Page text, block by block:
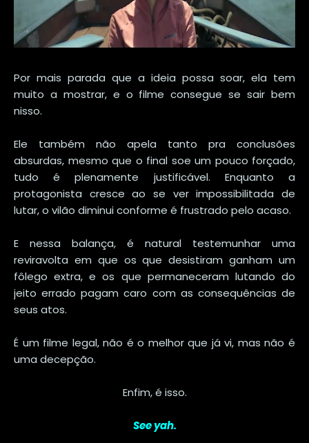
Por mais parada que a ideia possa soar, ela tem
muito a mostrar, e o filme consegue se sair bem
nisso.
Ele também não apela tanto pra conclusões
absurdas, mesmo que o final soe um pouco forçado,
tudo é plenamente justificável. Enquanto a
protagonista cresce ao se ver impossibilitada de
lutar, o vilão diminui conforme é frustrado pelo acaso.
E nessa balança, é natural testemunhar uma
reviravolta em que os que desistiram ganham um
fôlego extra, e os que permaneceram lutando do
jeito errado pagam caro com as consequências de
seus atos.
É um filme legal, não é o melhor que já vi, mas não é
uma decepção.
Enfim, é isso.
See yah.